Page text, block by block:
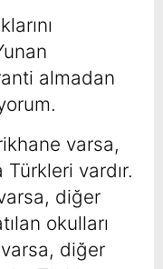
almadan
varsa,
Türkleri vardır.
diğer
okulları
diğer